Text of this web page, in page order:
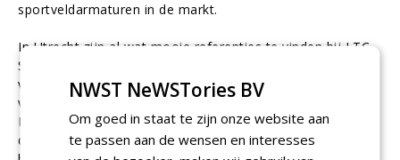
sportveldarmaturen in de markt.
In Utrecht zijn al wat mooie referenties te vinden bij LTC
Soestdijk, SV Austerlitz en binnenkort TV Soest Zuid. Voor
voetbal moet je iets verder en kun je de armaturen oa
vinden bij SV Always Forward in Hoorn (4 velden), vv
Katwijk (4 velden) en vv BMT in den Haag (3 velden). Op
dit moment hangen er naar schatting ca 300 armaturen in
NWST NeWSTories BV
Om goed in staat te zijn onze website aan
te passen aan de wensen en interesses